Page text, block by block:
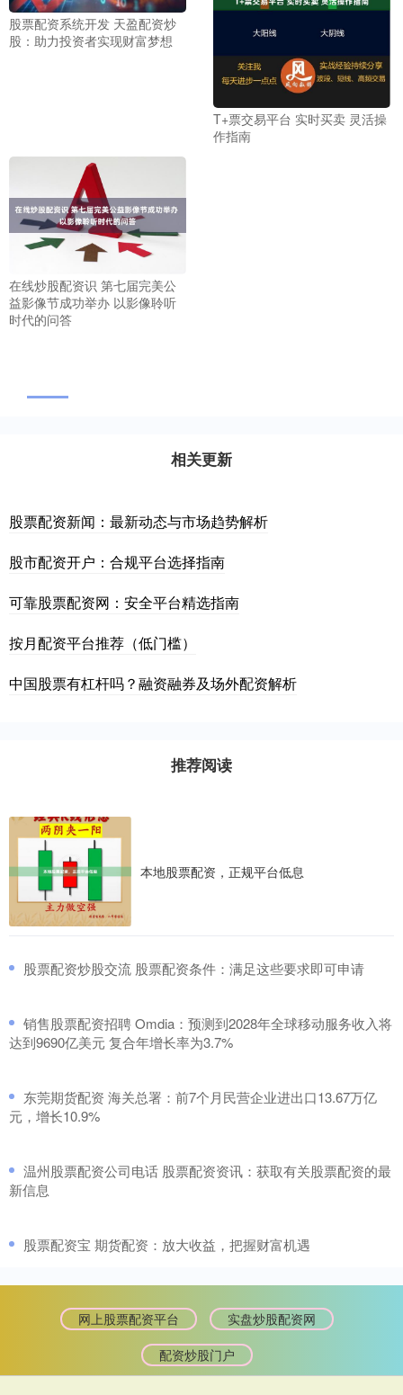
股票配资系统开发 天盈配资炒
股：助力投资者实现财富梦想
T+票交易平台 实时买卖 灵活操
作指南
在线炒股配资识 第七届完美公
益影像节成功举办 以影像聆听
时代的问答
相关更新
股票配资新闻：最新动态与市场趋势解析
股市配资开户：合规平台选择指南
可靠股票配资网：安全平台精选指南
按月配资平台推荐（低门槛）
中国股票有杠杆吗？融资融券及场外配资解析
推荐阅读
本地股票配资，正规平台低息
​股票配资炒股交流 股票配资条件：满足这些要求即可申请
​销售股票配资招聘 Omdia：预测到2028年全球移动服务收入将
达到9690亿美元 复合年增长率为3.7%
​东莞期货配资 海关总署：前7个月民营企业进出口13.67万亿
元，增长10.9%
​温州股票配资公司电话 股票配资资讯：获取有关股票配资的最
新信息
​股票配资宝 期货配资：放大收益，把握财富机遇
网上股票配资平台
实盘炒股配资网
配资炒股门户